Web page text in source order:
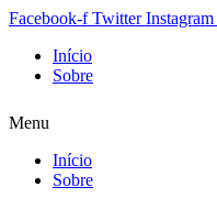
Facebook-f Twitter Instagram
Início
Sobre
Menu
Início
Sobre